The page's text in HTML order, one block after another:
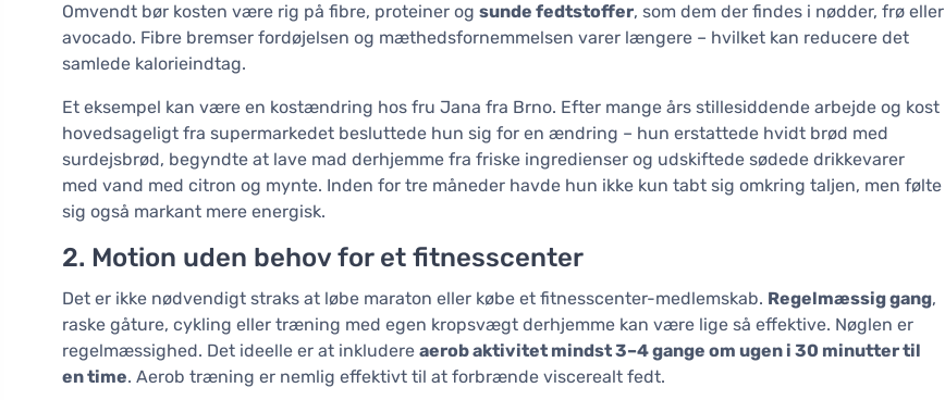
Omvendt bør kosten være rig på fibre, proteiner og sunde fedtstoffer, som dem der findes i nødder, frø eller
avocado. Fibre bremser fordøjelsen og mæthedsfornemmelsen varer længere – hvilket kan reducere det
samlede kalorieindtag.
Et eksempel kan være en kostændring hos fru Jana fra Brno. Efter mange års stillesiddende arbejde og kost
hovedsageligt fra supermarkedet besluttede hun sig for en ændring – hun erstattede hvidt brød med
surdejsbrød, begyndte at lave mad derhjemme fra friske ingredienser og udskiftede sødede drikkevarer
med vand med citron og mynte. Inden for tre måneder havde hun ikke kun tabt sig omkring taljen, men følte
sig også markant mere energisk.
2. Motion uden behov for et fitnesscenter
Det er ikke nødvendigt straks at løbe maraton eller købe et fitnesscenter-medlemskab. Regelmæssig gang,
raske gåture, cykling eller træning med egen kropsvægt derhjemme kan være lige så effektive. Nøglen er
regelmæssighed. Det ideelle er at inkludere aerob aktivitet mindst 3–4 gange om ugen i 30 minutter til
en time. Aerob træning er nemlig effektivt til at forbrænde viscerealt fedt.